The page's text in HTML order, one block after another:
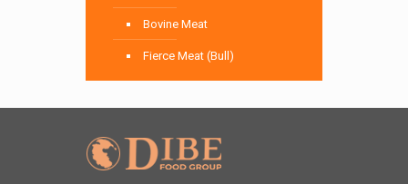
Bovine Meat
Fierce Meat (Bull)